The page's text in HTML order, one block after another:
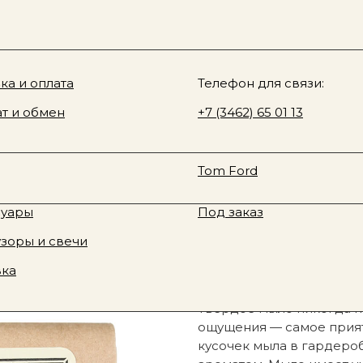
твердое мыло, черный ветивер, амбра
Zielinski&Rozen,
ветивер, амбра
890 р.
Твердое мыло никогда
ощущения — самое
кусочек мыла в
товара
Смотреть все
Под заказ
Новинки
и свечи
косметика
& Rozen
Fragrance
Tom Ford
Davines
Rhode
и оплата
и обмен
Телефон для связи:
+7 (3462) 65 01 13